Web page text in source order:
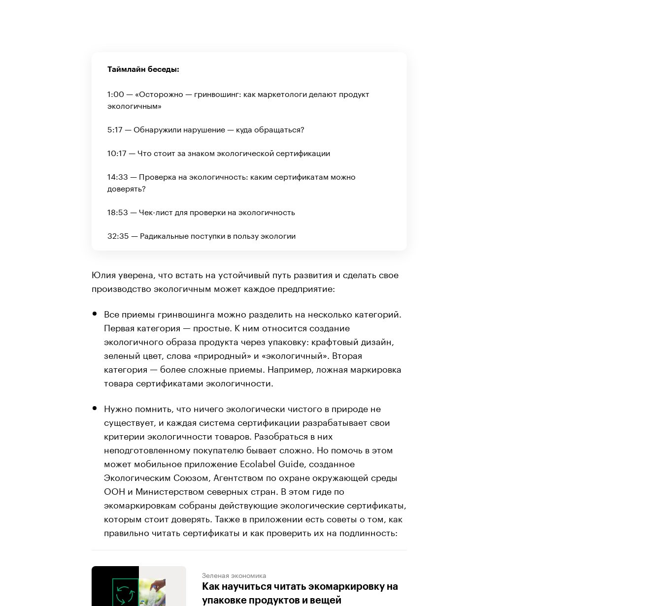
Таймлайн беседы:
1:00 — «Осторожно — гринвошинг: как маркетологи делают продукт
экологичным»
5:17 — Обнаружили нарушение — куда обращаться?
10:17 — Что стоит за знаком экологической сертификации
14:33 — Проверка на экологичность: каким сертификатам можно
доверять?
18:53 — Чек-лист для проверки на экологичность
32:35 — Радикальные поступки в пользу экологии
Юлия уверена, что встать на устойчивый путь развития и сделать свое
производство экологичным может каждое предприятие:
Все приемы гринвошинга можно разделить на несколько категорий.
Первая категория — простые. К ним относится создание
экологичного образа продукта через упаковку: крафтовый дизайн,
зеленый цвет, слова «природный» и «экологичный». Вторая
категория — более сложные приемы. Например, ложная маркировка
товара сертификатами экологичности.
Нужно помнить, что ничего экологически чистого в природе не
существует, и каждая система сертификации разрабатывает свои
критерии экологичности товаров. Разобраться в них
неподготовленному покупателю бывает сложно. Но помочь в этом
может мобильное приложение Ecolabel Guide, созданное
Экологическим Союзом, Агентством по охране окружающей среды
ООН и Министерством северных стран. В этом гиде по
экомаркировкам собраны действующие экологические сертификаты,
которым стоит доверять. Также в приложении есть советы о том, как
правильно читать сертификаты и как проверить их на подлинность:
Зеленая экономика
Как научиться читать экомаркировку на
упаковке продуктов и вещей